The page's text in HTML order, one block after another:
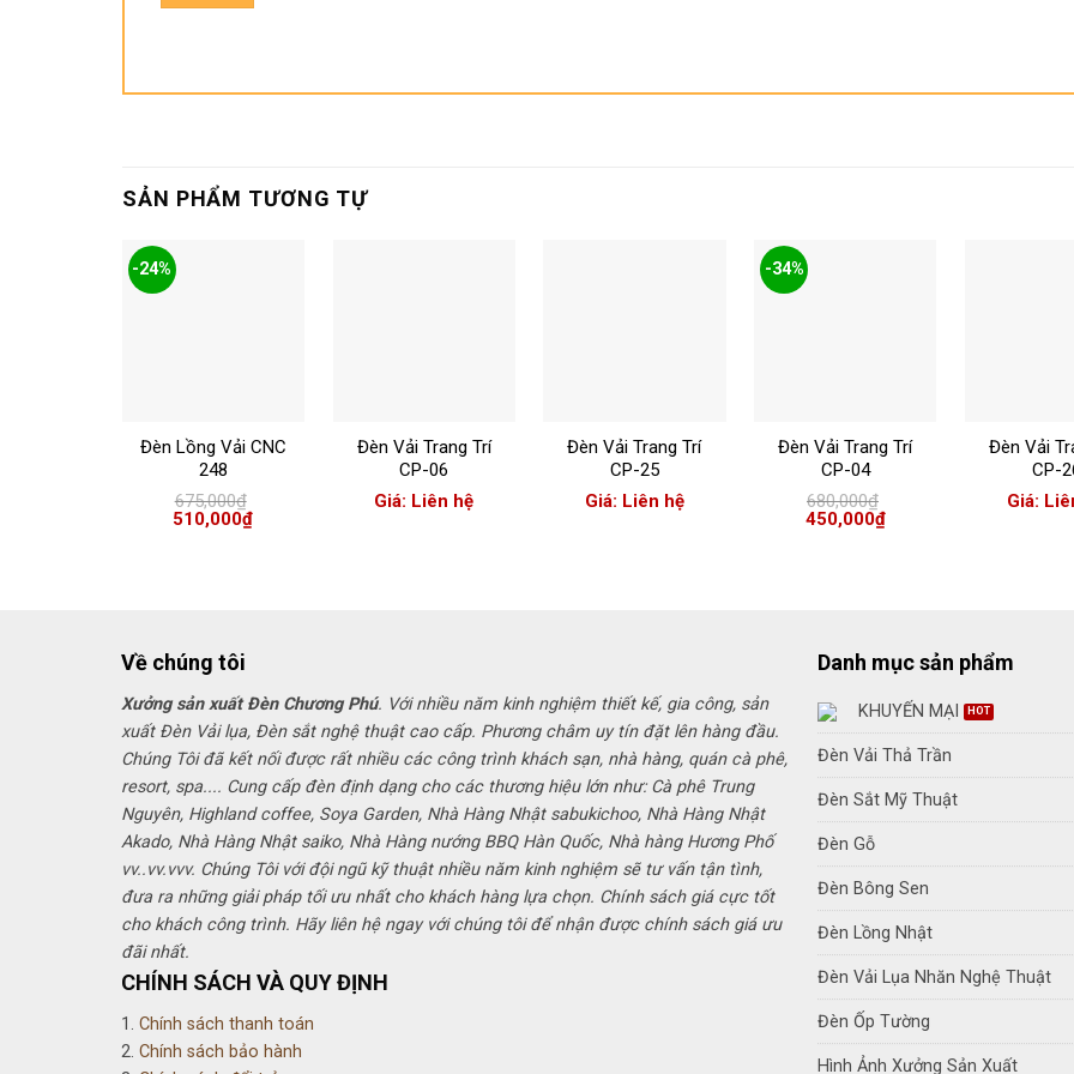
SẢN PHẨM TƯƠNG TỰ
-24%
Đèn Lồng Vải CNC
248
675,000₫
Giá
gốc
510,000₫Giá
Đèn Vải Trang Trí
CP-06
Giá: Liên hệ
Đèn Vải Trang Trí
CP-25
Giá: Liên hệ
-34%
Đèn Vải Trang Trí
CP-04
680,000₫
Giá
gốc
450,000₫Giá
hiện
Đèn Vải
CP-
Giá:
Về chúng tôi
Xưởng sản xuất Đèn Chương Phú. Với nhiều năm kinh nghiệm thiết kế, gia công, sản
xuất Đèn Vải lụa, Đèn sắt nghệ thuật cao cấp. Phương châm uy tín đặt lên hàng đầu.
Chúng Tôi đã kết nối được rất nhiều các công trình khách sạn, nhà hàng, quán cà phê,
resort, spa.... Cung cấp đèn định dạng cho các thương hiệu lớn như: Cà phê Trung
Nguyên, Highland coffee, Soya Garden, Nhà Hàng Nhật sabukichoo, Nhà Hàng Nhật
Akado, Nhà Hàng Nhật saiko, Nhà Hàng nướng BBQ Hàn Quốc, Nhà hàng Hương Phố
vv..vv.vvv. Chúng Tôi với đội ngũ kỹ thuật nhiều năm kinh nghiệm sẽ tư vấn tận tình,
đưa ra những giải pháp tối ưu nhất cho khách hàng lựa chọn. Chính sách giá cực tốt
cho khách công trình. Hãy liên hệ ngay với chúng tôi để nhận được chính sách giá ưu
đãi nhất.
CHÍNH SÁCH VÀ QUY ĐỊNH
1. Chính sách thanh toán
2. Chính sách bảo hành
Danh mục sản phẩm
KHUYẾN MẠI
Đèn Vải Thả Trần
Đèn Sắt Mỹ Thuật
Đèn Gỗ
Đèn Bông Sen
Đèn Lồng Nhật
Đèn Vải Lụa Nhăn Nghệ Thuật
Đèn Ốp Tường
Hình Ảnh Xưởng Sản Xuất